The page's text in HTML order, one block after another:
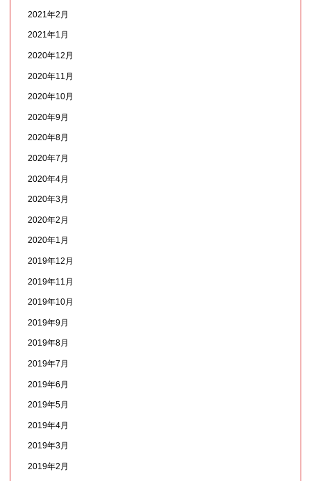
2021年2月
2021年1月
2020年12月
2020年11月
2020年10月
2020年9月
2020年8月
2020年7月
2020年4月
2020年3月
2020年2月
2020年1月
2019年12月
2019年11月
2019年10月
2019年9月
2019年8月
2019年7月
2019年6月
2019年5月
2019年4月
2019年3月
2019年2月